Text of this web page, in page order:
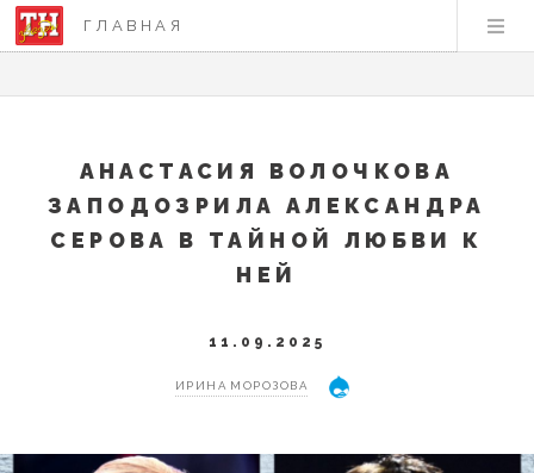
ГЛАВНАЯ
АНАСТАСИЯ ВОЛОЧКОВА
ЗАПОДОЗРИЛА АЛЕКСАНДРА
СЕРОВА В ТАЙНОЙ ЛЮБВИ К
НЕЙ
11.09.2025
ИРИНА МОРОЗОВА